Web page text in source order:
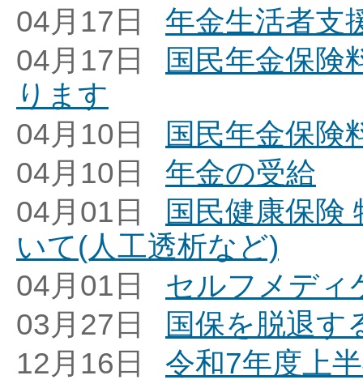
04月17日
年金生活者支
04月17日
国民年金保険
ります
04月10日
国民年金保険
04月10日
年金の受給
04月01日
国民健康保険
いて(人工透析など)
04月01日
セルフメディ
03月27日
国保を脱退す
12月16日
令和7年度上